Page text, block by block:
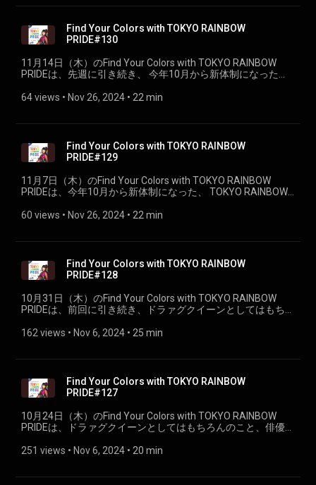
Find Your Colors with TOKYO RAINBOW
PRIDE#130
11月14日（木）のFind Your Colors with TOKYO RAINBOW
PRIDEは、先週に引き続き、 今年10月から新体制になった
佐藤ユウコさんをお迎えしました。（PART②）
64 views • Nov 26, 2024 • 22 min
Find Your Colors with TOKYO RAINBOW
PRIDE#129
11月7日（木）のFind Your Colors with TOKYO RAINBOW
PRIDEは、今年10月から新体制になった、 TOKYO RAINBOW
お迎えします。（PART①
60 views • Nov 26, 2024 • 22 min
Find Your Colors with TOKYO RAINBOW
PRIDE#128
10月31日（木）のFind Your Colors with TOKYO RAINBOW
PRIDEは、前回に引き続き、ドラァグクイーンとしてはもちろ
トゥーマッチな存在感を振り撒いているドリアン・ロロブリ
162 views • Nov 6, 2024 • 25 min
Find Your Colors with TOKYO RAINBOW
PRIDE#127
10月24日（木）のFind Your Colors with TOKYO RAINBOW
PRIDEは、ドラァグクイーンとしてはもちろんのこと、俳優や
在感を振り撒いているドリアン・ロロブリジーダさんお迎え
251 views • Nov 6, 2024 • 20 min